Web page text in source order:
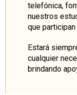
telefónica,
nuestros
que
Estará
cualquier
brindando